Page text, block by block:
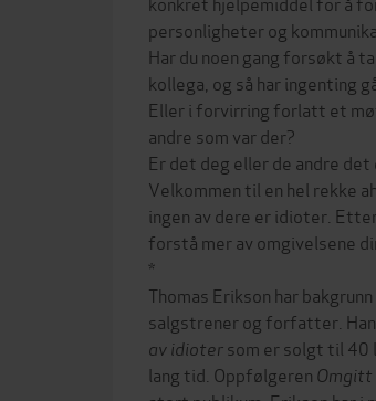
personligheter og
Har du noen gang forsøkt å
kollega, og så har ingenting
Eller i forvirring forlatt et
andre som var der?
Er det deg eller de andre det
Velkommen til en hel rekke
ingen av dere er idioter.
forstå mer av omgivelsene
*
Thomas Erikson har
salgstrener og forfatter.
av idiotersom er solgt til 40
lang tid. Oppfølgeren